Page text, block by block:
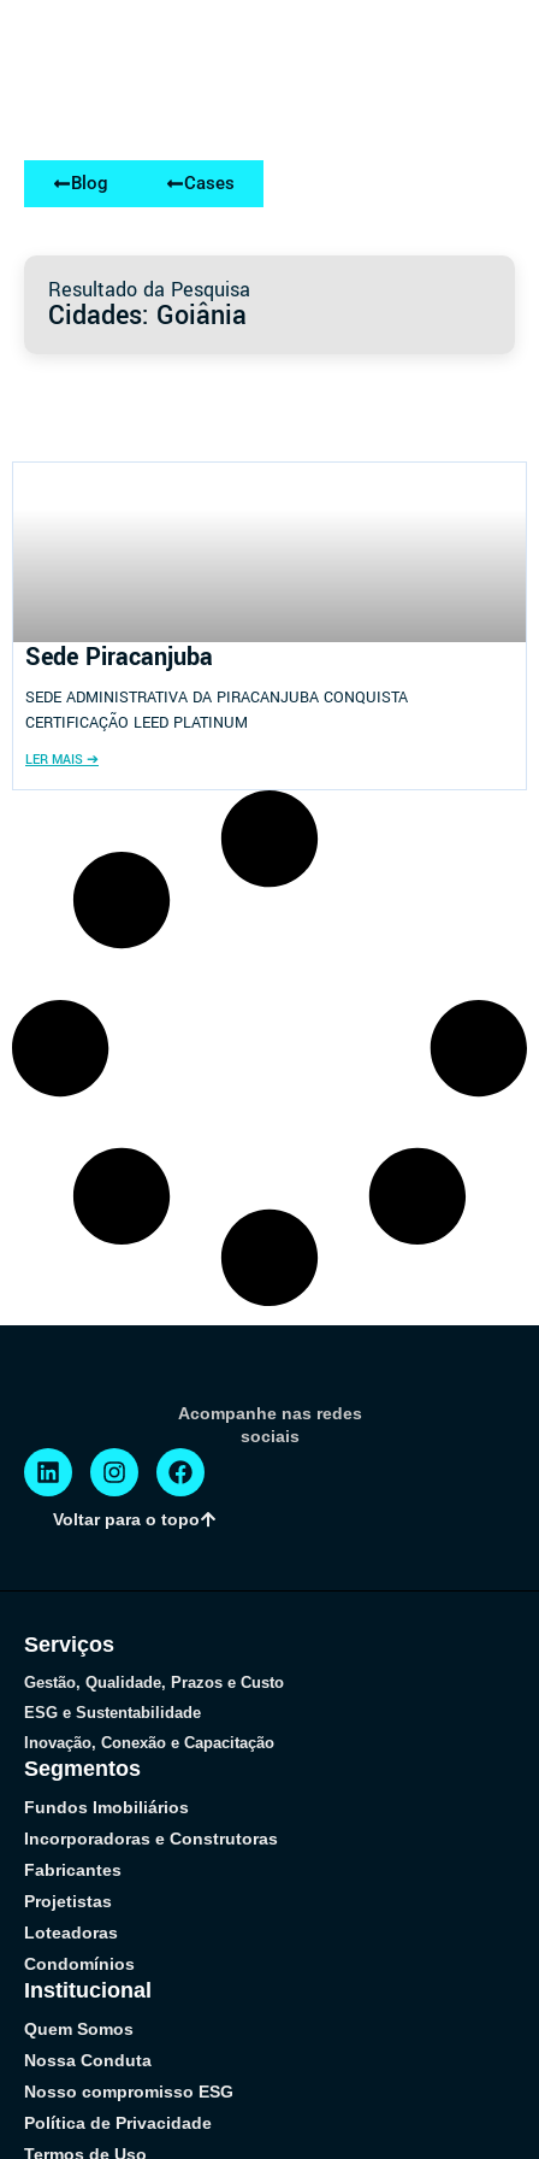
Blog Cases
Resultado da Pesquisa
Cidades: Goiânia
Sede Piracanjuba
SEDE ADMINISTRATIVA DA PIRACANJUBA CONQUISTA
CERTIFICAÇÃO LEED PLATINUM
LER MAIS ➔
Acompanhe nas redes
sociais
Voltar para o topo
Serviços
Gestão, Qualidade, Prazos e Custo
ESG e Sustentabilidade
Inovação, Conexão e Capacitação
Segmentos
Fundos Imobiliários
Incorporadoras e Construtoras
Fabricantes
Projetistas
Loteadoras
Condomínios
Institucional
Quem Somos
Nossa Conduta
Nosso compromisso ESG
Política de Privacidade
Termos de Uso